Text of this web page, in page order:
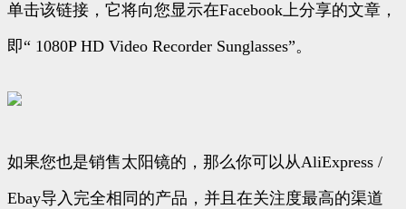
单击该链接，它将向您显示在Facebook上分享的文章，
即“ 1080P HD Video Recorder Sunglasses”。
如果您也是销售太阳镜的，那么你可以从AliExpress /
Ebay导入完全相同的产品，并且在关注度最高的渠道